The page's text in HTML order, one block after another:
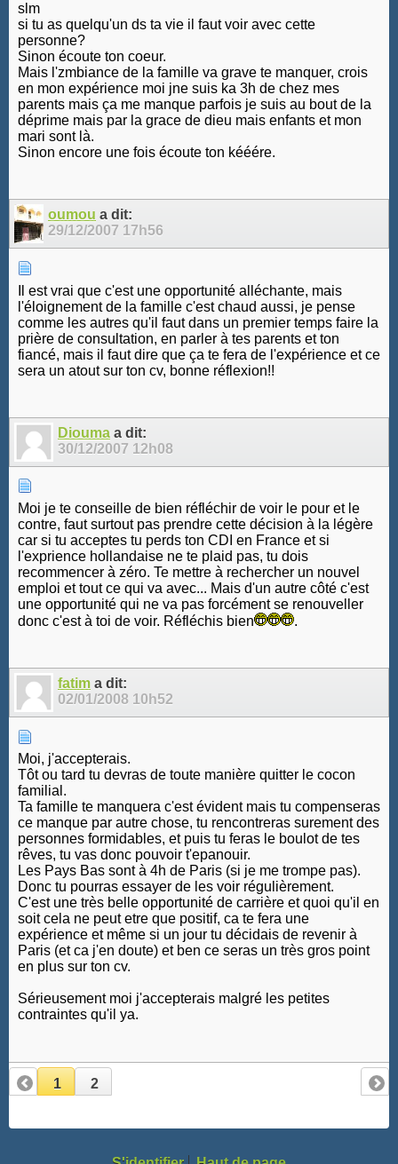
slm
si tu as quelqu'un ds ta vie il faut voir avec cette
personne?
Sinon écoute ton coeur.
Mais l'zmbiance de la famille va grave te manquer, crois
en mon expérience moi jne suis ka 3h de chez mes
parents mais ça me manque parfois je suis au bout de la
déprime mais par la grace de dieu mais enfants et mon
mari sont là.
Sinon encore une fois écoute ton kééére.
oumou a dit:
29/12/2007 17h56
Il est vrai que c'est une opportunité alléchante, mais
l'éloignement de la famille c'est chaud aussi, je pense
comme les autres qu'il faut dans un premier temps faire la
prière de consultation, en parler à tes parents et ton
fiancé, mais il faut dire que ça te fera de l'expérience et ce
sera un atout sur ton cv, bonne réflexion!!
Diouma a dit:
30/12/2007 12h08
Moi je te conseille de bien réfléchir de voir le pour et le
contre, faut surtout pas prendre cette décision à la légère
car si tu acceptes tu perds ton CDI en France et si
l'exprience hollandaise ne te plaid pas, tu dois
recommencer à zéro. Te mettre à rechercher un nouvel
emploi et tout ce qui va avec... Mais d'un autre côté c'est
une opportunité qui ne va pas forcément se renouveller
donc c'est à toi de voir. Réfléchis bien
.
fatim a dit:
02/01/2008 10h52
Moi, j'accepterais.
Tôt ou tard tu devras de toute manière quitter le cocon
familial.
Ta famille te manquera c'est évident mais tu compenseras
ce manque par autre chose, tu rencontreras surement des
personnes formidables, et puis tu feras le boulot de tes
rêves, tu vas donc pouvoir t'epanouir.
Les Pays Bas sont à 4h de Paris (si je me trompe pas).
Donc tu pourras essayer de les voir régulièrement.
C'est une très belle opportunité de carrière et quoi qu'il en
soit cela ne peut etre que positif, ca te fera une
expérience et même si un jour tu décidais de revenir à
Paris (et ca j'en doute) et ben ce seras un très gros point
en plus sur ton cv.
Sérieusement moi j'accepterais malgré les petites
contraintes qu'il ya.
1 2